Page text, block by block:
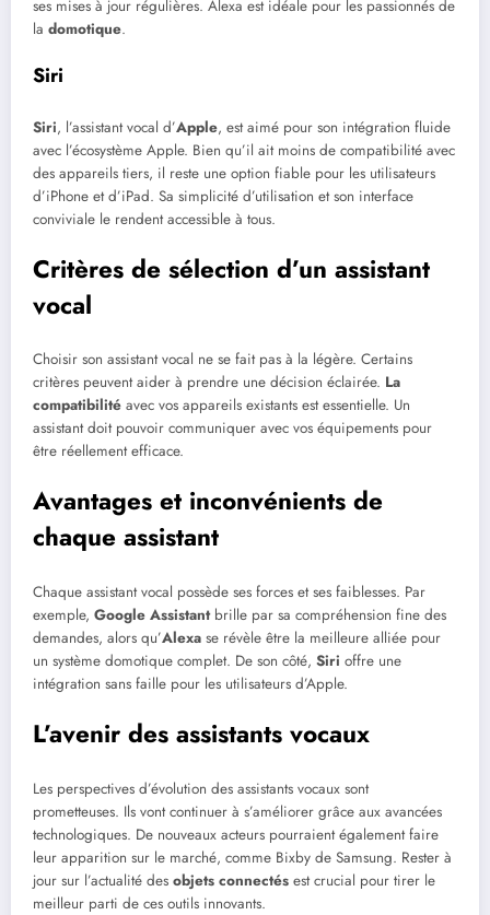
ses mises à jour régulières. Alexa est idéale pour les passionnés de
la domotique.
Siri
Siri, l’assistant vocal d’Apple, est aimé pour son intégration fluide
avec l’écosystème Apple. Bien qu’il ait moins de compatibilité avec
des appareils tiers, il reste une option fiable pour les utilisateurs
d’iPhone et d’iPad. Sa simplicité d’utilisation et son interface
conviviale le rendent accessible à tous.
Critères de sélection d’un assistant
vocal
Choisir son assistant vocal ne se fait pas à la légère. Certains
critères peuvent aider à prendre une décision éclairée. La
compatibilité avec vos appareils existants est essentielle. Un
assistant doit pouvoir communiquer avec vos équipements pour
être réellement efficace.
Avantages et inconvénients de
chaque assistant
Chaque assistant vocal possède ses forces et ses faiblesses. Par
exemple, Google Assistantbrille par sa compréhension fine des
demandes, alors qu’Alexa se révèle être la meilleure alliée pour
un système domotique complet. De son côté, Siri offre une
intégration sans faille pour les utilisateurs d’Apple.
L’avenir des assistants vocaux
Les perspectives d’évolution des assistants vocaux sont
prometteuses. Ils vont continuer à s’améliorer grâce aux avancées
technologiques. De nouveaux acteurs pourraient également faire
leur apparition sur le marché, comme Bixby de Samsung. Rester à
jour sur l’actualité des objets connectés est crucial pour tirer le
meilleur parti de ces outils innovants.